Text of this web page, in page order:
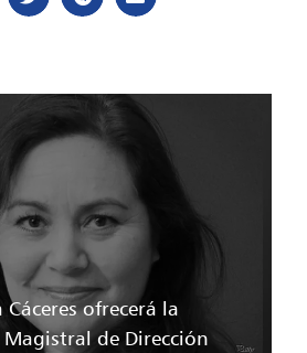
ofrecerá la
Magistral de Dirección